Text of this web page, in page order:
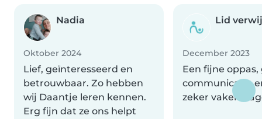
Nadia
Oktober 2024
Lief, geïnteresseerd en
betrouwbaar. Zo hebben
wij Daantje leren kennen.
Erg fijn dat ze ons helpt
Lid
December 2023
Een fijne oppas,
communicatie
zeker vaker